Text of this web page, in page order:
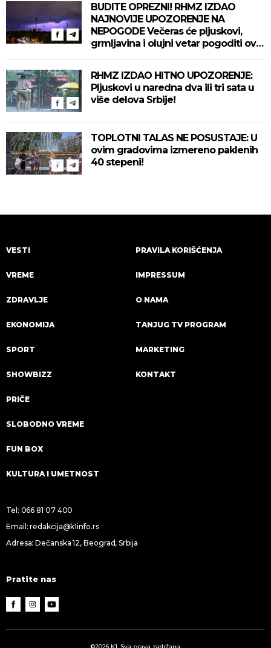
BUDITE OPREZNI! RHMZ IZDAO
NAJNOVIJE UPOZORENJE NA
NEPOGODE Večeras će pljuskovi,
grmljavina i olujni vetar pogoditi ove
RHMZ IZDAO HITNO UPOZORENJE:
Pljuskovi u naredna dva ili tri sata u
više delova Srbije!
TOPLOTNI TALAS NE POSUSTAJE: U
ovim gradovima izmereno paklenih
40 stepeni!
VESTI
VREME
ZDRAVLJE
EKONOMIJA
SPORT
SHOWBIZZ
PRIČE
SLOBODNO VREME
FUN BOX
KULTURA I UMETNOST
PRAVILA KORIŠĆENJA
IMPRESSUM
O NAMA
TANJUG TV PROGRAM
MARKETING
KONTAKT
Tel: 066 81 07 400
Email:redakcija@k1info.rs
Adresa: Dečanska 12, Beograd, Srbija
Pratite nas
©2026 K1. Sva prava zadržana